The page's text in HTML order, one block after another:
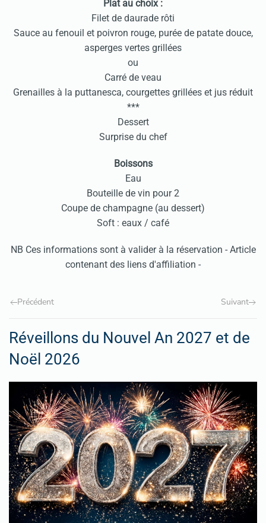
Plat au choix :
Filet de daurade rôti
Sauce au fenouil et poivron rouge, purée de patate douce,
asperges vertes grillées
ou
Carré de veau
Grenailles à la puttanesca, courgettes grillées et jus réduit
***
Dessert
Surprise du chef
Boissons
Eau
Bouteille de vin pour 2
Coupe de champagne (au dessert)
Soft : eaux / café
NB Ces informations sont à valider à la réservation - Article
contenant des liens d'affiliation -
Précédent Suivant
Réveillons du Nouvel An 2027 et de
Noël 2026